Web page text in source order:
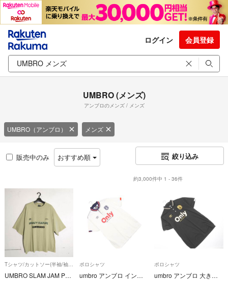
ログイン 会員登録
UMBRO (メンズ)
アンブロのメンズ / メンズ
UMBRO（アンブロ） メンズ
販売中のみ おすすめ順 絞り込み
約3,000件中 1 - 36件
Tシャツ/カットソー(半袖/袖なし)
UMBRO SLAM JAM Penalty Culture オーバーサイズT
ポロシャツ
umbro アンブロ イングランド代表 プリント 大きいサイズ ポロシャツ sizeXO/白 ■◆ メンズ
ポロシャツ
umbro アンブロ 大きいサイズ プリント ポロシャツ sizeXO/黒 ■◆ メンズ